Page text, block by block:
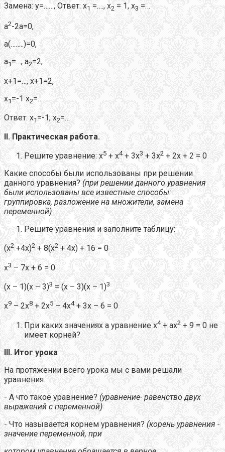
Замена: у=……, Ответ: х1 =…., х2 = 1, х3 =…
а2-2а=0,
а(……..)=0,
а1 =…, а2=2,
х+1=…, х+1=2,
х1 =-1 х2=…
Ответ: х1 =-1; х2=…
II. Практическая работа.
Решите уравнение: х5 + х4+ 3х3 + 3х2 + 2х + 2 = 0
Какие способы были использованы при решении
данного уравнения? (при решении данного уравнения
были использованы все известные способы:
группировка, разложение на множители, замена
переменной)
Решите уравнения и заполните таблицу:
(х2 +4х)2 + 8(х2 + 4х) + 16 = 0
х3 – 7х + 6 = 0
(х – 1)(х – 3)3 = (х – 3)(х – 1)3
х9 – 2х8 + 2х5 – 4х4+ 3х – 6 = 0
При каких значениях а уравнение х4+ ах2 + 9 = 0 не
имеет корней?
III. Итог урока
На протяжении всего урока мы с вами решали
уравнения.
- А что такое уравнение? (уравнение- равенство двух
выражений с переменной)
- Что называется корнем уравнения? (корень уравнения -
значение переменной, при